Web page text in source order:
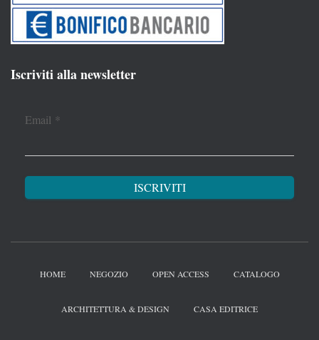
Iscriviti alla newsletter
Email *
HOME NEGOZIO OPEN ACCESS CATALOGO
ARCHITETTURA & DESIGN CASA EDITRICE